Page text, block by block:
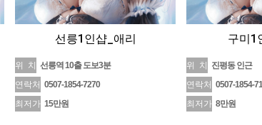
선릉1인샵_애리
위 치
선릉역 10출 도보3분
연락처 0507-1854-7270
최저가 15만원
구미1
위 치
진평동 인근
연락처 0507-1854-
최저가 8만원